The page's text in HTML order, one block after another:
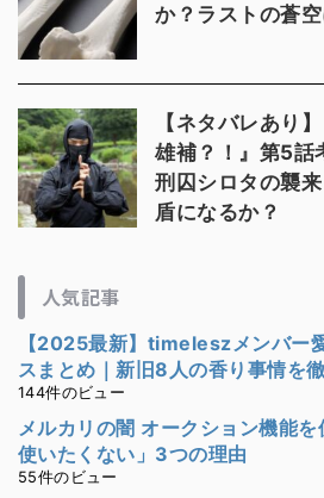
か？ラストの蒼
【ネタバレあり
雄補？！』第5話
刑囚シロタの襲
盾になるか？
人気記事
【2025最新】timeleszメンバー
スまとめ｜新旧8人の香り事情を
144件のビュー
メルカリの闇 オークション機能
使いたくない」3つの理由
55件のビュー